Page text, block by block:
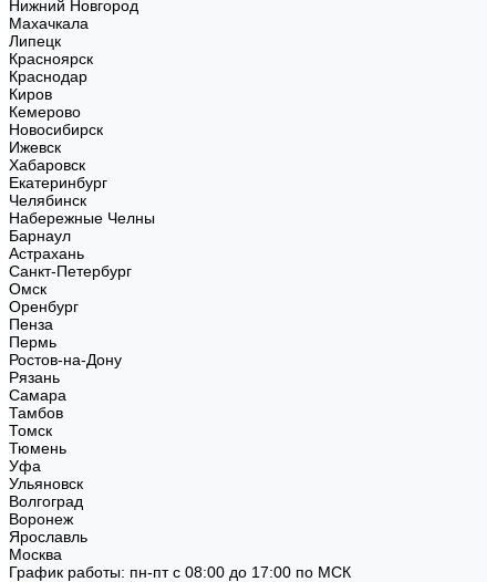
Нижний Новгород
Махачкала
Липецк
Красноярск
Краснодар
Киров
Кемерово
Новосибирск
Ижевск
Хабаровск
Екатеринбург
Челябинск
Набережные Челны
Барнаул
Астрахань
Санкт-Петербург
Омск
Оренбург
Пенза
Пермь
Ростов-на-Дону
Рязань
Самара
Тамбов
Томск
Тюмень
Уфа
Ульяновск
Волгоград
Воронеж
Ярославль
Москва
График работы: пн-пт с 08:00 до 17:00 по МСК